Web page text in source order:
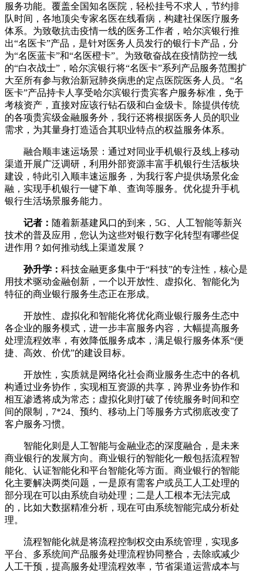
服务功能。覆盖全国知名医院，轻松挂号不求人，节约排
队时间，各地顶尖专家名医在线看病，构建社保医疗服务
体系。为致敬抗击疫情一线的医务工作者，哈尔滨银行推
出“名医卡”产品，是针对医务人员发行的银行卡产品，分
为“名医蓝卡”和“名医橙卡”。为致敬奋战在疫情防控一线
的“白衣战士”，哈尔滨银行将“名医卡”系列产品服务范围扩
大至所有参与救治新冠肺炎病患的定点医院医务人员。“名
医卡”产品持卡人享受哈尔滨银行贵宾客户服务标准，免于
考核资产，直接对应该行钻石级和白金级卡。除提供传统
的各项贵宾级金融服务外，我行还将根据医务人员的职业
需求，为其量身打造适合其职业特点的权益服务体系。
融合顺丰速运场景：通过对同业手机银行及线上移动
渠道开展广泛调研，利用外部资源丰富手机银行生活板块
建设，特此引入顺丰速运服务，为我行客户提供场景化金
融，实现手机银行一键下单、查询等服务。优化提升手机
银行生活场景服务能力。
记者： 随着新基建风口的到来，5G、人工智能等新兴
技术的普及应用，您认为这些对银行数字化转型有哪些促
进作用？如何推动线上渠道发展？
孙升学： 科技金融更多集中于“科技”的专注性，核心是
用技术驱动金融创新，一个以开放性、虚拟化、智能化为
特征的商业银行服务生态正在形成。
开放性、虚拟化和智能化将优化商业银行服务生态中
各企业的服务模式，进一步丰富服务内容，大幅提高服务
处理流程效率，有效降低服务成本，满足银行服务体系“便
捷、高效、价优”的建设目标。
开放性，实质就是网络化社会商业服务生态中的各机
构通过业务协作，实现相互资源的共享，跨界业务协作和
相互渗透将成为常态；虚拟化则打破了传统服务时间和空
间的限制，7*24、预约、移动上门等服务方式彻底改变了
客户服务习惯。
智能化则是人工智能与金融业态的深度融合，是未来
商业银行的发展方向。商业银行的智能化一般包括流程智
能化、认证智能化和平台智能化等方面。商业银行的智能
化主要解决两类问题，一是原有需客户或员工人工处理的
部分现在可以由系统自动处理；二是人工根本无法完成
的，比如大数据精准分析，现在可由系统智能完成分析处
理。
流程智能化就是将流程控制权交由系统管理，实现多
平台、多系统间产品服务处理流程协同整合，去除或减少
人工干预，提高服务处理流程效率，节省渠道运营成本与